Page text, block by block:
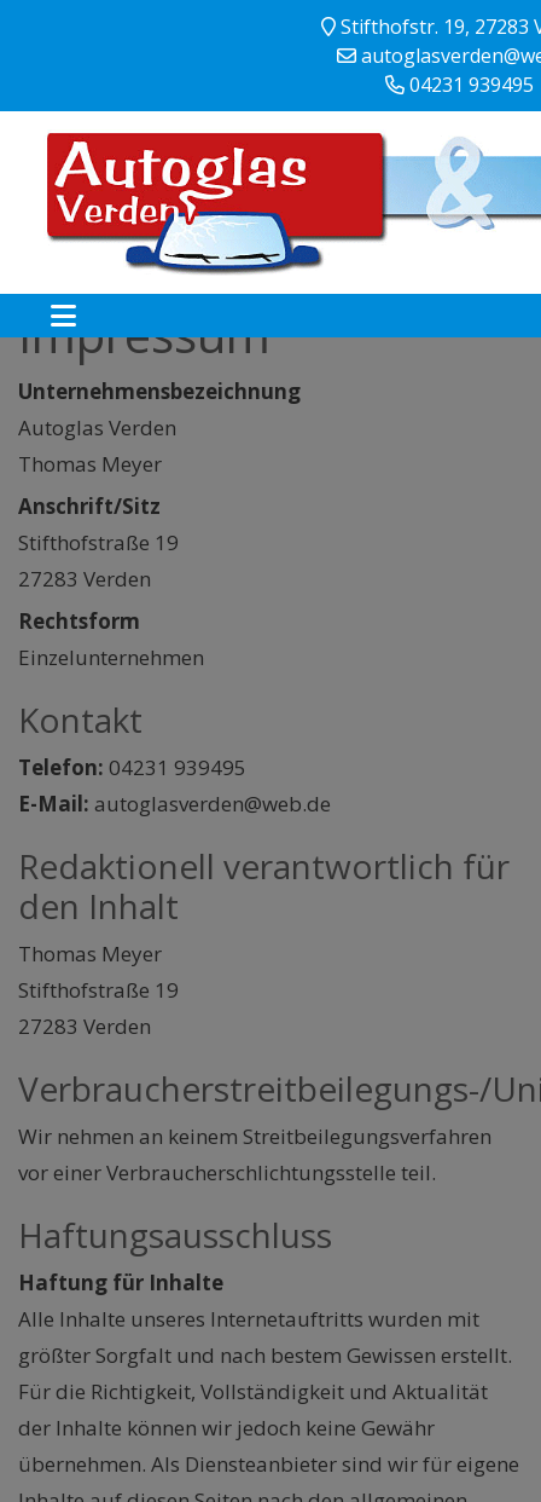
Stifthofstr. 19, 27283
04231 939495
Impressum
Unternehmensbezeichnung
Autoglas Verden
Thomas Meyer
Anschrift/Sitz
Stifthofstraße 19
27283 Verden
Rechtsform
Einzelunternehmen
Kontakt
Telefon: 04231 939495
E-Mail: autoglasverden@web.de
Redaktionell verantwortlich für
den Inhalt
Thomas Meyer
Stifthofstraße 19
27283 Verden
Verbraucherstreitbeilegungs-/
Wir nehmen an keinem Streitbeilegungsverfahren
vor einer Verbraucherschlichtungsstelle teil.
Haftungsausschluss
Haftung für Inhalte
Alle Inhalte unseres Internetauftritts wurden mit
größter Sorgfalt und nach bestem Gewissen erstellt.
Für die Richtigkeit, Vollständigkeit und Aktualität
der Inhalte können wir jedoch keine Gewähr
übernehmen. Als Diensteanbieter sind wir für eigene